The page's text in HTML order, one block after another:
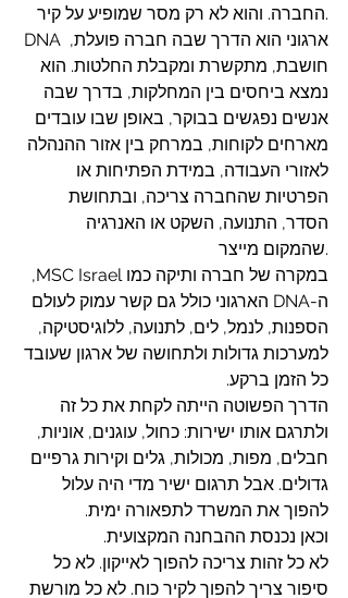
החברה. והוא לא רק מסר שמופיע על קיר.
DNA ארגוני הוא הדרך שבה חברה פועלת,
חושבת, מתקשרת ומקבלת החלטות. הוא
נמצא ביחסים בין המחלקות, בדרך שבה
אנשים נפגשים בבוקר, באופן שבו עובדים
מארחים לקוחות, במרחק בין אזור ההנהלה
לאזורי העבודה, במידת הפתיחות או
הפרטיות שהחברה צריכה, ובתחושת
הסדר, התנועה, השקט או האנרגיה
שהמקום מייצר.
במקרה של חברה ותיקה כמו MSC Israel,
ה-DNA הארגוני כולל גם קשר עמוק לעולם
הספנות, לנמל, לים, לתנועה, ללוגיסטיקה,
למערכות גדולות ולתחושה של ארגון שעובד
כל הזמן ברקע.
הדרך הפשוטה הייתה לקחת את כל זה
ולתרגם אותו ישירות: כחול, עוגנים, אוניות,
חבלים, מפות, מכולות, גלים וקירות גרפיים
גדולים. אבל תרגום ישיר מדי היה עלול
להפוך את המשרד לתפאורה ימית.
וכאן נכנסת ההבחנה המקצועית.
לא כל זהות צריכה להפוך לאייקון. לא כל
סיפור צריך להפוך לקיר כוח. לא כל מורשת